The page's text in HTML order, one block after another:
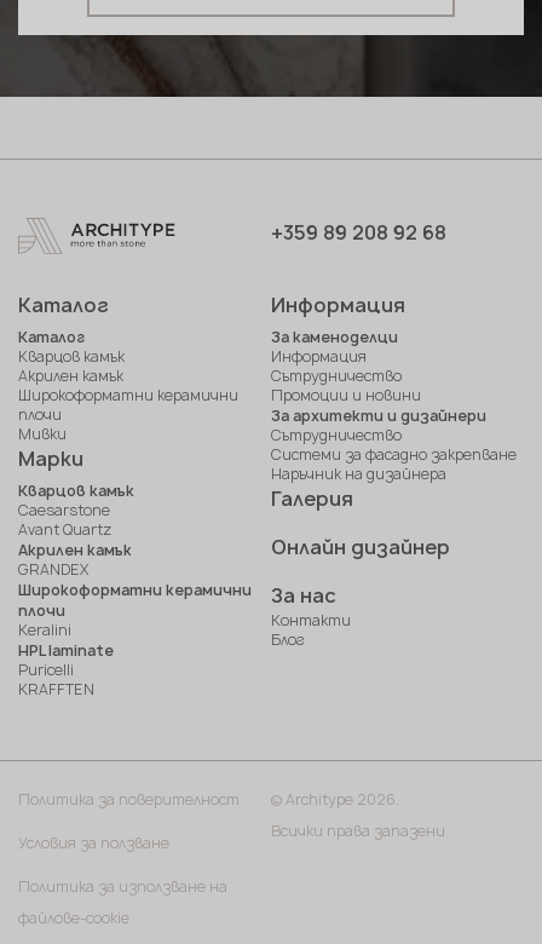
+359 89 208 92 68
Каталог
Каталог
Кварцов камък
Акрилен камък
Широкоформатни керамични
плочи
Мивки
Марки
Кварцов камък
Caesarstone
Avant Quartz
Акрилен камък
GRANDEX
Широкоформатни керамични
плочи
Keralini
HPL laminate
Puricelli
KRAFFTEN
Информация
За каменоделци
Информация
Сътрудничество
Промоции и новини
За архитекти и дизайнери
Сътрудничество
Системи за фасадно закрепване
Наръчник на дизайнера
Галерия
Онлайн дизайнер
За нас
Контакти
Блог
© Architype 2026.
Всички права запазени
Политика за поверителност
Условия за ползване
Политика за използване на
файлове-cookie